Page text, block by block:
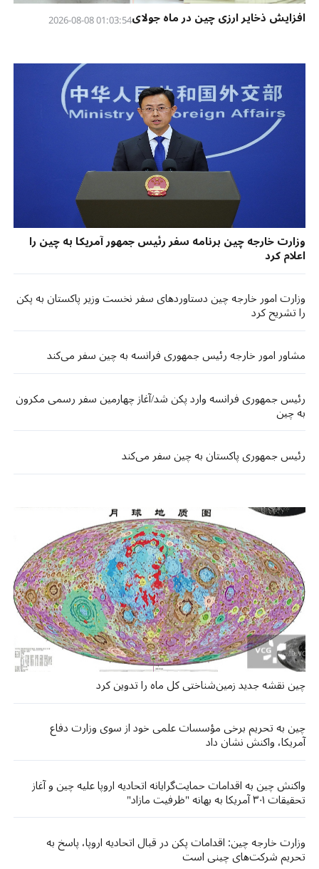
افزایش ذخایر ارزی چین در ماه جولای01:03:54 2026-08-08
وزارت خارجه چین برنامه سفر رئیس جمهور آمریکا به چین را
اعلام کرد
وزارت امور خارجه چین دستاوردهای سفر نخست وزیر پاکستان به پکن
را تشریح کرد
مشاور امور خارجه رئیس جمهوری فرانسه به چین سفر می‌کند
رئیس جمهوری فرانسه وارد پکن شد/آغاز چهارمین سفر رسمی مکرون
به چین
رئیس جمهوری پاکستان به چین سفر می‌کند
چین نقشه جدید زمین‌شناختی کل ماه را تدوین کرد
چین به تحریم برخی مؤسسات علمی خود از سوی وزارت دفاع
آمریکا، واکنش نشان داد
واکنش چین به اقدامات حمایت‌گرایانه اتحادیه اروپا علیه چین و آغاز
تحقیقات ۳۰۱ آمریکا به بهانه "ظرفیت مازاد"
وزارت خارجه چین: اقدامات پکن در قبال اتحادیه اروپا، پاسخ به
تحریم شرکت‌های چینی است